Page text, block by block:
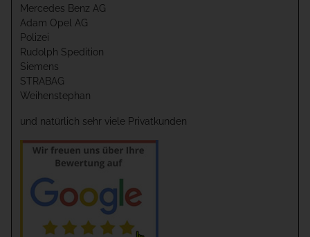
Mercedes Benz AG
Adam Opel AG
Polizei
Rudolph Spedition
Siemens
STRABAG
Weihenstephan
und natürlich sehr viele Privatkunden